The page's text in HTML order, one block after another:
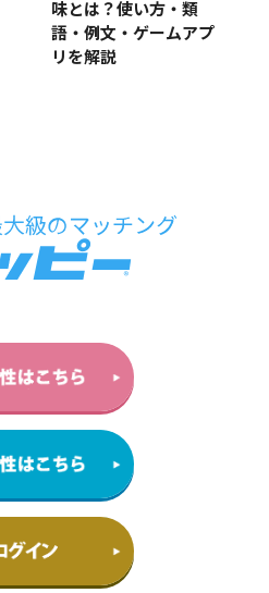
味とは？使い方・類
語・例文・ゲームアプ
リを解説